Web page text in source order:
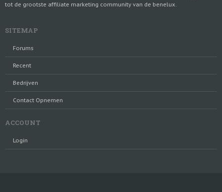
tot de grootste affiliate marketing community van de benelux.
SITEMAP
Forums
Recent
Bedrijven
Contact Opnemen
ACCOUNT
Login